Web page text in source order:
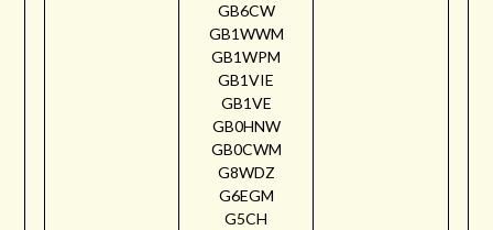
GB6CW
GB1WWM
GB1WPM
GB1VIE
GB1VE
GB0HNW
GB0CWM
G8WDZ
G6EGM
G5CH